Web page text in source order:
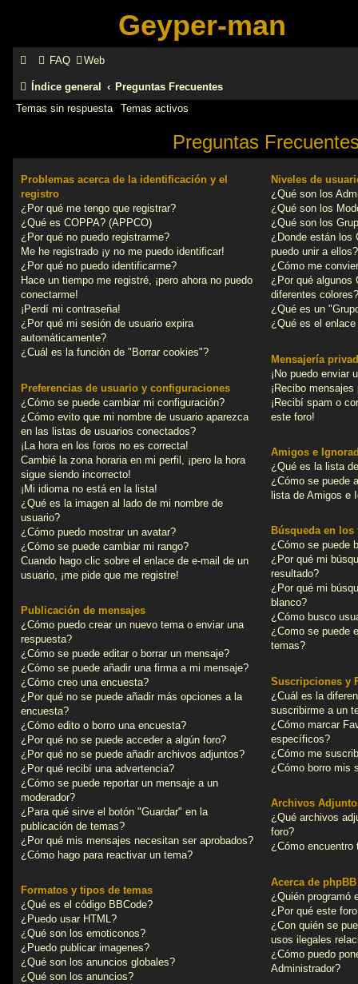
Geyper-man
FAQ Web
Índice general
Preguntas Frecuentes
Temas sin respuesta
Temas activos
Preguntas
Problemas acerca de la identificación y el
registro
¿Por qué me tengo que registrar?
¿Qué es COPPA? (APPCO)
¿Por qué no puedo registrarme?
Me he registrado ¡y no me puedo identificar!
¿Por qué no puedo identificarme?
Hace un tiempo me registré, ¡pero ahora no puedo
conectarme!
¡Perdí mi contraseña!
¿Por qué mi sesión de usuario expira
automáticamente?
¿Cuál es la función de "Borrar cookies"?
Preferencias de usuario y configuraciones
¿Cómo se puede cambiar mi configuración?
¿Cómo evito que mi nombre de usuario aparezca
en las listas de usuarios conectados?
¡La hora en los foros no es correcta!
Cambié la zona horaria en mi perfil, ¡pero la hora
sigue siendo incorrecto!
¡Mi idioma no está en la lista!
¿Qué es la imagen al lado de mi nombre de
usuario?
¿Cómo puedo mostrar un avatar?
¿Cómo se puede cambiar mi rango?
Cuando hago clic sobre el enlace de e-mail de un
usuario, ¡me pide que me registre!
Publicación de mensajes
¿Cómo puedo crear un nuevo tema o enviar una
respuesta?
¿Cómo se puede editar o borrar un mensaje?
¿Cómo se puede añadir una firma a mi mensaje?
¿Cómo creo una encuesta?
¿Por qué no se puede añadir más opciones a la
encuesta?
¿Cómo edito o borro una encuesta?
¿Por qué no se puede acceder a algún foro?
¿Por qué no se puede añadir archivos adjuntos?
¿Por qué recibí una advertencia?
¿Cómo se puede reportar un mensaje a un
moderador?
¿Para qué sirve el botón "Guardar" en la
publicación de temas?
¿Por qué mis mensajes necesitan ser aprobados?
¿Cómo hago para reactivar un tema?
Formatos y tipos de temas
¿Qué es el código BBCode?
¿Puedo usar HTML?
¿Qué son los emoticonos?
¿Puedo publicar imagenes?
¿Qué son los anuncios globales?
¿Qué son los anuncios?
Niveles de
¿Qué son los
¿Qué son los
¿Qué son los
¿Donde están los
puedo unir a ellos?
¿Cómo me
¿Por qué algunos
diferentes colores?
¿Qué es un
¿Qué es el
Mensajería
¡No puedo enviar
¡Recibo
¡Recibí spam o
este foro!
Amigos e
¿Qué es la lista
¿Cómo se puede
lista de Amigos e
Búsqueda en los
¿Cómo se puede
¿Por qué mi
resultado?
¿Por qué mi
blanco?
¿Cómo busco
¿Como se puede
temas?
Suscripciones y
¿Cuál es la
suscribirme a un
¿Cómo marcar
específicos?
¿Cómo me
¿Cómo borro mis
Archivos
¿Qué archivos
foro?
¿Cómo encuentro
Acerca de phpBB
¿Quién programó
¿Por qué este
¿Con quién se
usos ilegales
¿Cómo puedo
Administrador?